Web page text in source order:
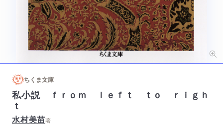
ちくま文庫
私小説 ｆｒｏｍ ｌｅｆｔ ｔｏ ｒｉｇｈ
ｔ
水村美苗著